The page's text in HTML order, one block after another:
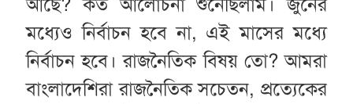
মধ্যেও নির্বাচন হবে না, এই মাসের মধ্যে
নির্বাচন হবে। রাজনৈতিক বিষয় তো? আমরা
বাংলাদেশিরা রাজনৈতিক সচেতন, প্রত্যেকের